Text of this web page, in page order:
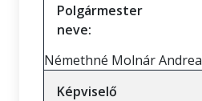
Polgármester
neve:
Némethné Molnár Andrea
Képviselő